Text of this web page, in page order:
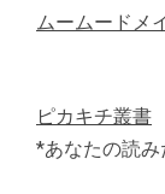
ムームードメ
ピカキチ叢書
*あなたの読み